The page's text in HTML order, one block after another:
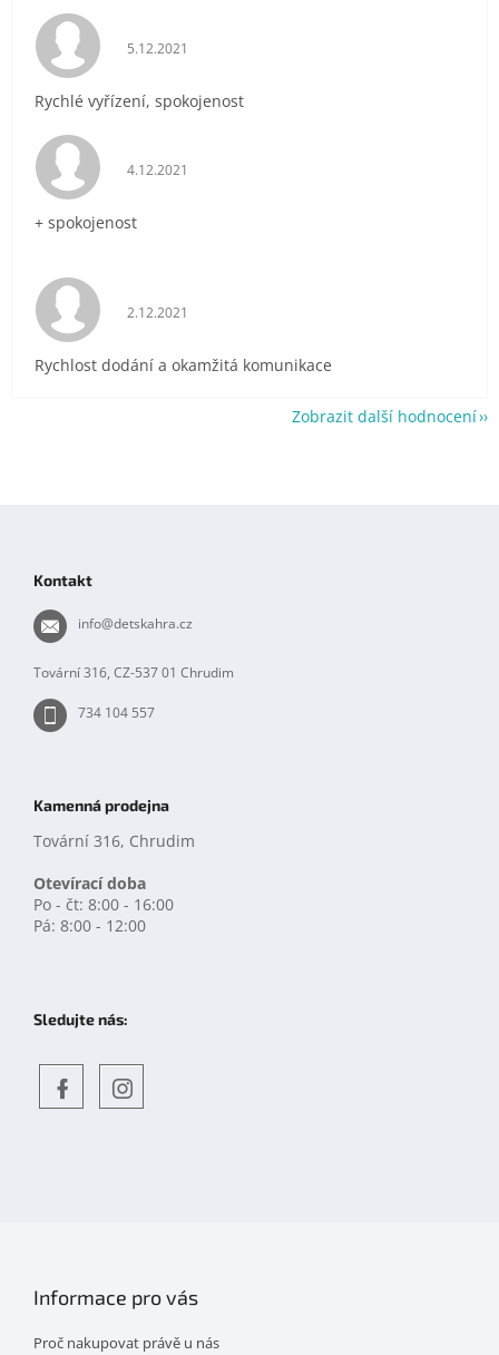
Hodnocení obchodu je 5 z 5 hvězdiček.
5.12.2021
Rychlé vyřízení, spokojenost
Hodnocení obchodu je 5 z 5 hvězdiček.
4.12.2021
+ spokojenost
Hodnocení obchodu je 5 z 5 hvězdiček.
2.12.2021
Rychlost dodání a okamžitá komunikace
Zobrazit další hodnocení
Kontakt
info@detskahra.cz
Tovární 316, CZ-537 01 Chrudim
734 104 557
Kamenná prodejna
Tovární 316, Chrudim
Otevírací doba
Po - čt: 8:00 - 16:00
Pá: 8:00 - 12:00
Sledujte nás:
Informace pro vás
Proč nakupovat právě u nás